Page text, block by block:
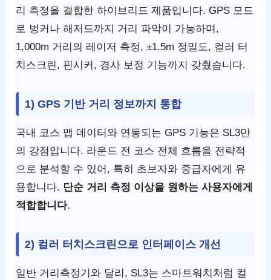
리 측정을 결합한 하이브리드 제품입니다. GPS 모드
로 벙커나 해저드까지 거리 파악이 가능하며,
1,000m 거리의 레이저 측정, ±1.5m 정밀도, 컬러 터
치스크린, 핀시커, 경사 보정 기능까지 갖췄습니다.
1) GPS 기반 거리 정보까지 통합
국내 코스 맵 데이터와 연동되는 GPS 기능은 SL3만
의 강점입니다. 라운드 전 코스 전체 흐름을 전략적
으로 분석할 수 있어, 특히 초보자와 중급자에게 유
용합니다. 단순 거리 측정 이상을 원하는 사용자에게
적합합니다.
2) 컬러 터치스크린으로 인터페이스 개선
일반 거리측정기와 달리, SL3는 스마트워치처럼 컬